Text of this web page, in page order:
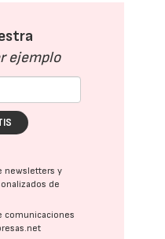
ejemplo
newsletters y
de
comunicaciones